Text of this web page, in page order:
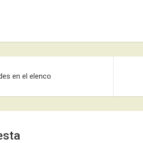
en el elenco